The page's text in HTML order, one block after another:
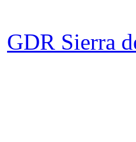
GDR Sierra